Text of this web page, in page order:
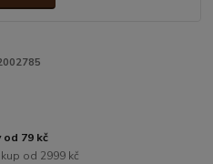
od 79 kč
od 2999 kč